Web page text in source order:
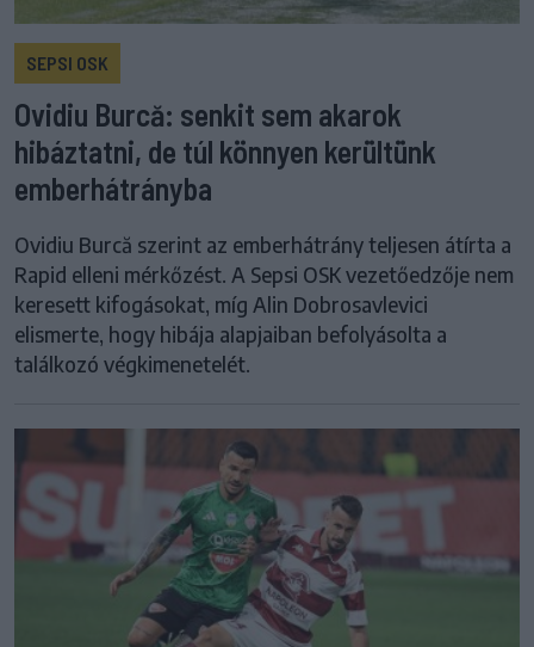
SEPSI OSK
Ovidiu Burcă: senkit sem akarok
hibáztatni, de túl könnyen kerültünk
emberhátrányba
Ovidiu Burcă szerint az emberhátrány teljesen átírta a
Rapid elleni mérkőzést. A Sepsi OSK vezetőedzője nem
keresett kifogásokat, míg Alin Dobrosavlevici
elismerte, hogy hibája alapjaiban befolyásolta a
találkozó végkimenetelét.